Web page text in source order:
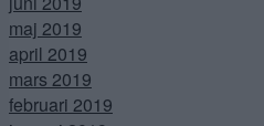
maj 2019
april 2019
mars 2019
februari 2019